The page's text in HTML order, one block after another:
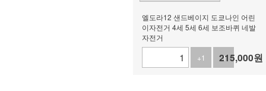
엘도라12 샌드베이지 도쿄나인 어린
이자전거 4세 5세 6세 보조바퀴 네발
자전거
+1
-1
215,000원